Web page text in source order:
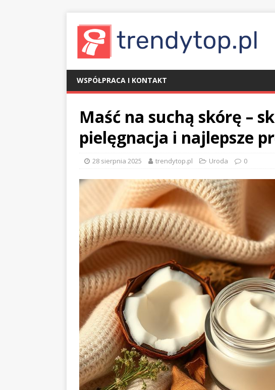
WSPÓŁPRACA I KONTAKT
Maść na suchą skórę –
pielęgnacja i najlepsze
28 sierpnia 2025 trendytop.pl Uroda 0